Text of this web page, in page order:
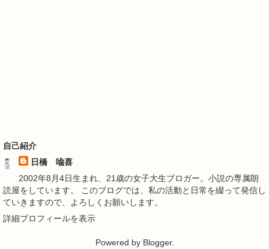
自己紹介
日橋 喩喜
2002年8月4日生まれ、21歳の女子大生ブロガー。小説の専属朗
読屋をしています。 このブログでは、私の活動と日常を綴って発信し
ていきますので、よろしくお願いします。
詳細プロフィールを表示
Powered by Blogger.